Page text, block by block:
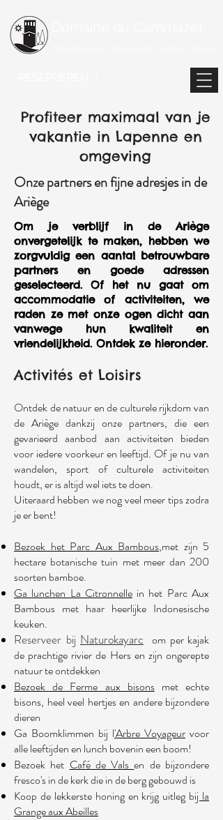
Profiteer maximaal van je
vakantie in Lapenne en
omgeving
Onze partners en fijne adresjes in de
Ariège
Om je verblijf in de Ariège
onvergetelijk te maken, hebben we
zorgvuldig een aantal betrouwbare
partners en goede adressen
geselecteerd. Of het nu gaat om
accommodatie of activiteiten, we
raden ze met onze ogen dicht aan
vanwege hun kwaliteit en
vriendelijkheid. Ontdek ze hieronder.
Activités et Loisirs
Ontdek de natuur en de culturele rijkdom van
de Ariège dankzij onze partners, die een
gevarieerd aanbod aan activiteiten bieden
voor iedere voorkeur en leeftijd. Of je nu van
wandelen, sport of culturele activiteiten
houdt, er is altijd wel iets te doen.
Uiteraard hebben we nog veel meer tips zodra
je er bent!
Bezoek het Parc Aux Bambous,met zijn 5
hectare botanische tuin met meer dan 200
soorten bamboe.
Ga lunchen La Citronnellein het Parc Aux
Bambous met haar heerlijke Indonesische
keuken.
Reserveer bij Naturokayarc om per kajak
de prachtige rivier de Hers en zijn ongerepte
natuur te ontdekken
Bezoek de Ferme aux bisonsmet echte
bisons, heel veel hertjes en andere bijzondere
dieren
Ga Boomklimmen bij l'Arbre Voyageur voor
alle leeftijden en lunch bovenin een boom!
Bezoek het Café de Valsen de bijzondere
fresco's in de kerk die in de berg gebouwd is
Koop de lekkerste honing en krijg uitleg bij la
Grange aux Abeilles